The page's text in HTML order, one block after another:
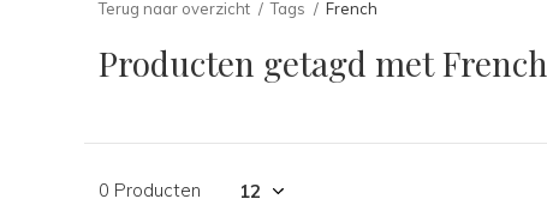
Terug naar overzicht Tags French
Producten getagd met French
0 Producten